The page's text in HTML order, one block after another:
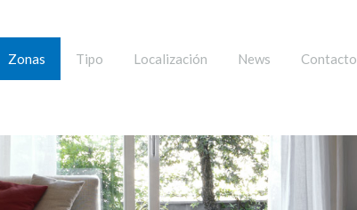
Zonas Tipo Localización News Contacto